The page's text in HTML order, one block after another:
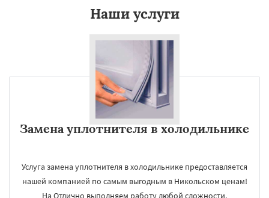
Наши услуги
Замена уплотнителя в холодильнике
Услуга замена уплотнителя в холодильнике предоставляется
нашей компанией по самым выгодным в Никольском ценам!
На Отлично выполняем работу любой сложности.